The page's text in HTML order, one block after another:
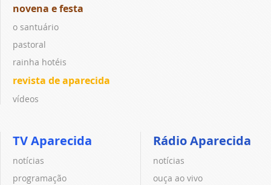
novena e festa
o santuário
pastoral
rainha hotéis
revista de aparecida
vídeos
TV Aparecida
notícias
programação
Rádio Aparecida
notícias
ouça ao vivo